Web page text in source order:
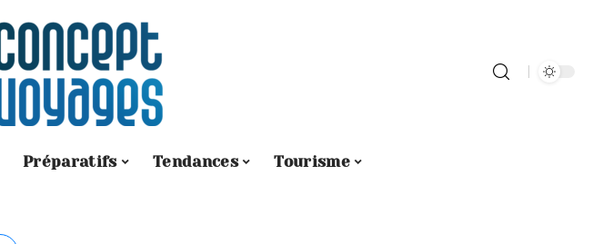
Préparatifs Tendances Tourisme